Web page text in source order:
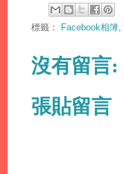
標籤： Facebook相簿
沒有留言:
張貼留言